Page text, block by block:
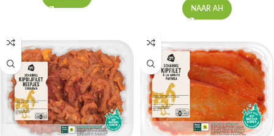
NAAR AH
€ 3,69
NAAR AH